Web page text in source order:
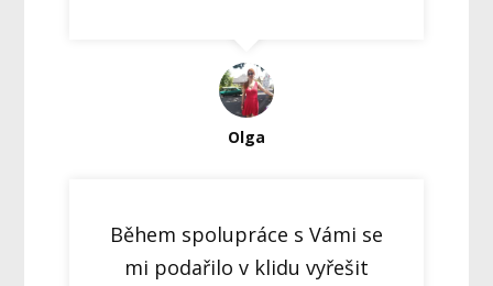
Olga
Během spolupráce s Vámi se
mi podařilo v klidu vyřešit